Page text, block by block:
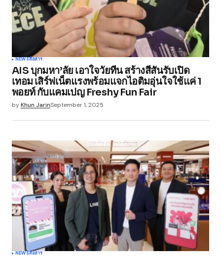
NEWSสื่อสาร
AIS บุกมหา’ลัย เอาใจวัยทีน สร้างสีสันรับเปิด
เทอม เสิร์ฟเน็ตแรงพร้อมแจกไอติมอุ่นใจใช้แค่ 1
พอยท์ กับแคมเปญ Freshy Fun Fair
byKhun JarinSeptember 1, 2025
NEWSสื่อสาร